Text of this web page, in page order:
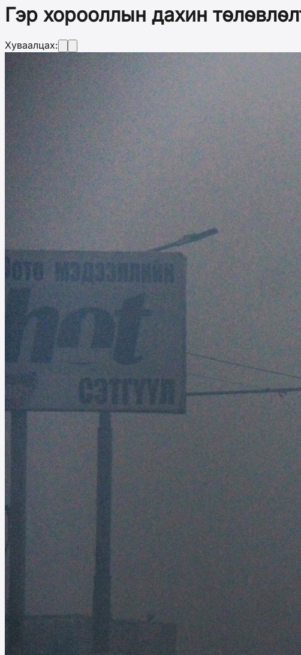
Гэр хорооллын дахин
Хуваалцах: